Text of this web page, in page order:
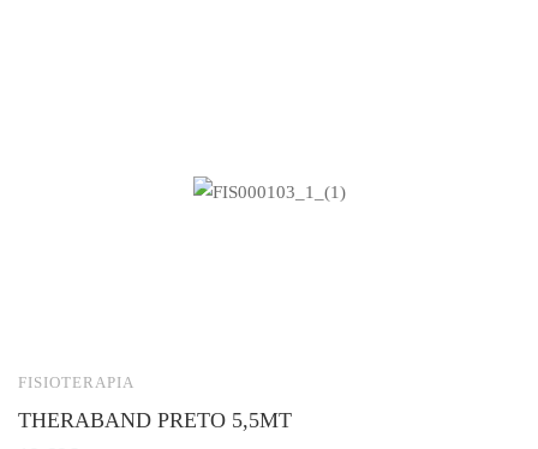
FISIOTERAPIA
THERABAND PRETO 5,5MT